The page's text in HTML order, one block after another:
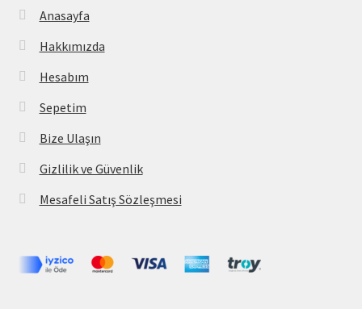
Anasayfa
Hakkımızda
Hesabım
Sepetim
Bize Ulaşın
Gizlilik ve Güvenlik
Mesafeli Satış Sözleşmesi